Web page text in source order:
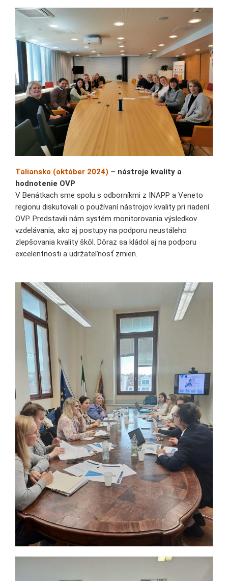
Taliansko (október 2024) – nástroje kvality a
hodnotenie OVP
V Benátkach sme spolu s odborníkmi z INAPP a Veneto
regionu diskutovali o používaní nástrojov kvality pri riadení
OVP. Predstavili nám systém monitorovania výsledkov
vzdelávania, ako aj postupy na podporu neustáleho
zlepšovania kvality škôl. Dôraz sa kládol aj na podporu
excelentnosti a udržateľnosť zmien.